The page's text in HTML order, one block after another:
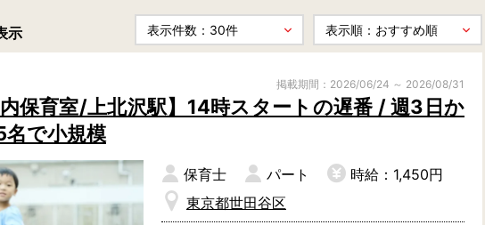
示
掲載期間：2026/06/24 ～ 2026/08/31
内保育室/上北沢駅】14時スタートの遅番 / 週3日か
名で小規模
保育士 パート
時給：1,450円
東京都世田谷区
病院内保育所
事業所内保育所
残業3時間以内
駅徒歩5分以内
仕事 13時以降スタート